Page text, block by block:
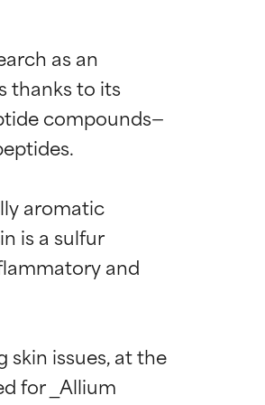
as an
thanks to its
compounds—
aromatic
is a sulfur
and
issues, at the
for _Allium